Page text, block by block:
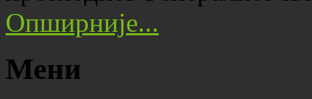
Опширније...
Мени